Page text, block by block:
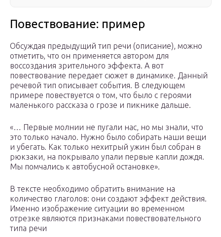
Повествование: пример
Обсуждая предыдущий тип речи (описание), можно
отметить, что он применяется автором для
воссоздания зрительного эффекта. А вот
повествование передает сюжет в динамике. Данный
речевой тип описывает события. В следующем
примере повествуется о том, что было с героями
маленького рассказа о грозе и пикнике дальше.
«… Первые молнии не пугали нас, но мы знали, что
это только начало. Нужно было собирать наши вещи
и убегать. Как только нехитрый ужин был собран в
рюкзаки, на покрывало упали первые капли дождя.
Мы помчались к автобусной остановке».
В тексте необходимо обратить внимание на
количество глаголов: они создают эффект действия.
Именно изображение ситуации во временном
отрезке являются признаками повествовательного
типа речи